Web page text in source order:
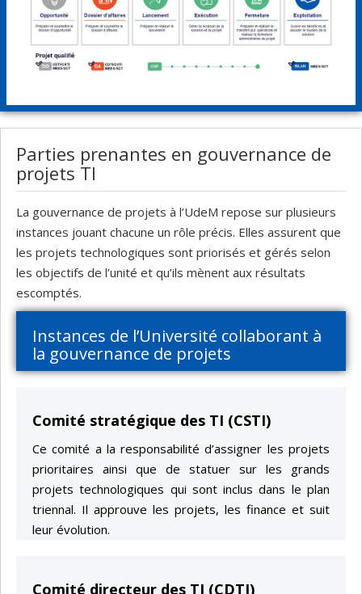
Parties prenantes en gouvernance de
projets TI
La gouvernance de projets à l’UdeM repose sur plusieurs
instances jouant chacune un rôle précis. Elles assurent que
les projets technologiques sont priorisés et gérés selon
les objectifs de l’unité et qu’ils mènent aux résultats
escomptés.
Instances de l’Université collaborant à
la gouvernance de projets
Comité stratégique des TI (CSTI)
Ce comité a la responsabilité d’assigner les projets
prioritaires ainsi que de statuer sur les grands
projets technologiques qui sont inclus dans le plan
triennal. Il approuve les projets, les finance et suit
leur évolution.
Comité directeur des TI (CDTI)